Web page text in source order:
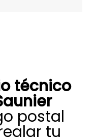
técnico
postal
tu